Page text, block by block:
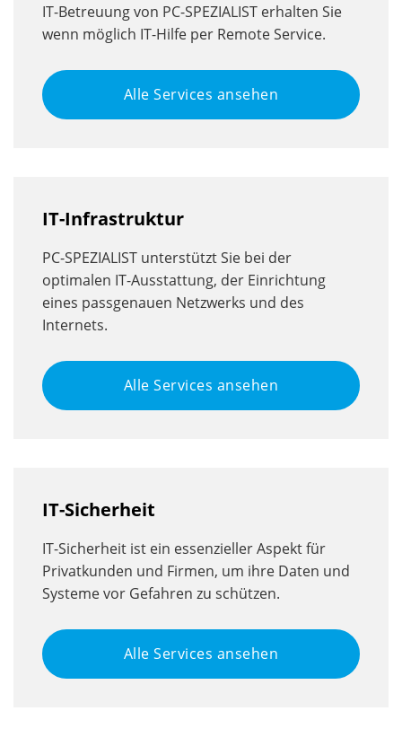
IT-Betreuung von PC-SPEZIALIST erhalten Sie
wenn möglich IT-Hilfe per Remote Service.
Alle Services ansehen
IT-Infrastruktur
PC-SPEZIALIST unterstützt Sie bei der
optimalen IT-Ausstattung, der Einrichtung
eines passgenauen Netzwerks und des
Internets.
Alle Services ansehen
IT-Sicherheit
IT-Sicherheit ist ein essenzieller Aspekt für
Privatkunden und Firmen, um ihre Daten und
Systeme vor Gefahren zu schützen.
Alle Services ansehen